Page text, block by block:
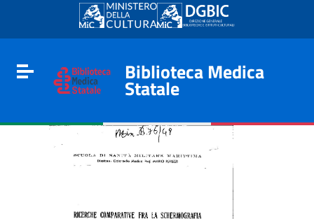
Go to content
Go to the navigation menu
Go to the footer
Toggle navigation
Biblioteca Medica
Statale